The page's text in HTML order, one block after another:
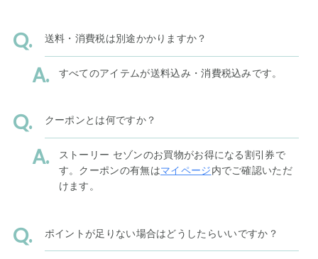
送料・消費税は別途かかりますか？
すべてのアイテムが送料込み・消費税込みです。
クーポンとは何ですか？
ストーリー セゾンのお買物がお得になる割引券で
す。クーポンの有無はマイページ内でご確認いただ
けます。
ポイントが足りない場合はどうしたらいいですか？